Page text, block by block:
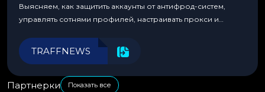
Выясняем, как защитить аккаунты от антифрод-систем,
управлять сотнями профилей, настраивать прокси и
эффективности.
TRAFFNEWS
Партнерки Показать все